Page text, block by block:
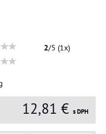
2/5 (1x)
12,81 € s DPH